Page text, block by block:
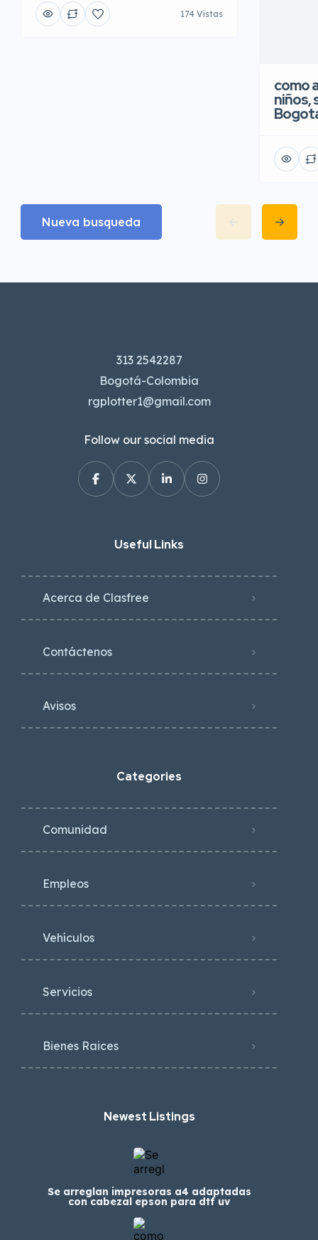
174 Vistas
como
niños,
Nueva busqueda
313 2542287
Bogotá-Colombia
rgplotter1@gmail.com
Follow our social media
Useful Links
Acerca de Clasfree
Contáctenos
Avisos
Categories
Comunidad
Empleos
Vehículos
Servicios
Bienes Raices
Newest Listings​
Se arreglan impresoras a4 adaptadas
con cabezal epson para dtf uv